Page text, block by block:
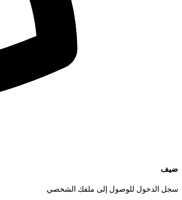
ضيف
سجل الدخول للوصول إلى ملفك الشخصي